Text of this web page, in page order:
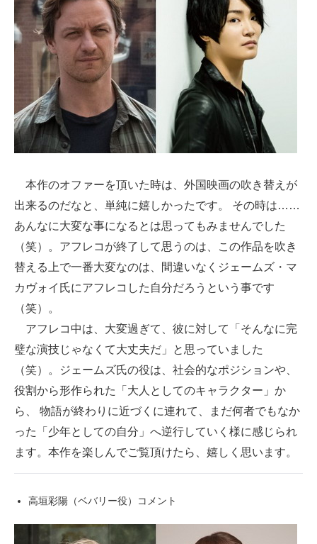
本作のオファーを頂いた時は、外国映画の吹き替えが
出来るのだなと、単純に嬉しかったです。 その時は……
あんなに大変な事になるとは思ってもみませんでした
（笑）。アフレコが終了して思うのは、この作品を吹き
替える上で一番大変なのは、間違いなくジェームズ・マ
カヴォイ氏にアフレコした自分だろうという事です
（笑）。
アフレコ中は、大変過ぎて、彼に対して「そんなに完
璧な演技じゃなくて大丈夫だ」と思っていました
（笑）。ジェームズ氏の役は、社会的なポジションや、
役割から形作られた「大人としてのキャラクター」か
ら、 物語が終わりに近づくに連れて、まだ何者でもなか
った「少年としての自分」へ逆行していく様に感じられ
ます。本作を楽しんでご覧頂けたら、嬉しく思います。
高垣彩陽（ベバリー役）コメント